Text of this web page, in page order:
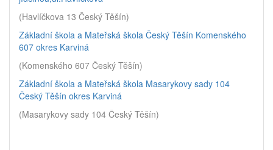
(Havlíčkova 13 Český Těšín)
Základní škola a Mateřská škola Český Těšín Komenského
607 okres Karviná
(Komenského 607 Český Těšín)
Základní škola a Mateřská škola Masarykovy sady 104
Český Těšín okres Karviná
(Masarykovy sady 104 Český Těšín)